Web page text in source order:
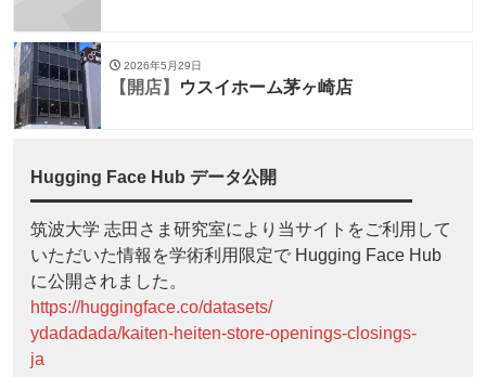
2026年5月29日
【開店】 ウスイホーム茅ヶ崎店
Hugging Face Hub データ公開
筑波大学 志田さま研究室により当サイトをご利用して
いただいた情報を学術利用限定で Hugging Face Hub
に公開されました。
https://huggingface.co/datasets/
ydadadada/kaiten-heiten-store-openings-closings-
ja